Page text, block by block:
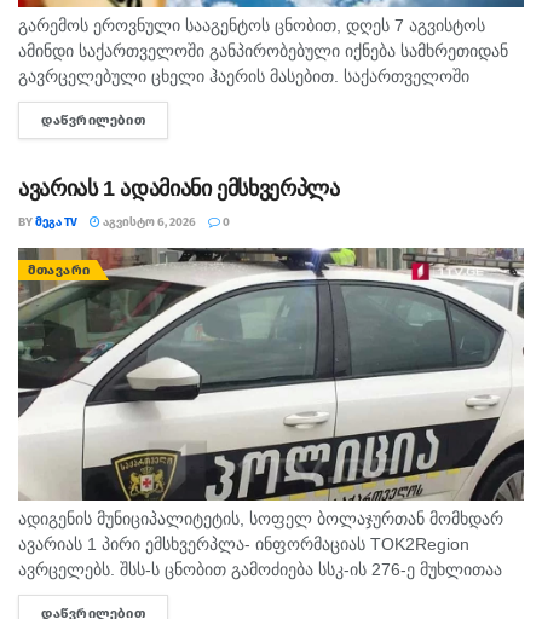
გარემოს ეროვნული სააგენტოს ცნობით, დღეს 7 აგვისტოს
ამინდი საქართველოში განპირობებული იქნება სამხრეთიდან
გავრცელებული ცხელი ჰაერის მასებით. საქართველოში
მოსალოდნელია: დროგამოშვებით ღრუბლიანობის მომატება.
უმეტესად უნალექოდ. იქროლებსაღმოსავლეთის
ᲓᲐᲬᲕᲠᲘᲚᲔᲑᲘᲗ
ავარიას 1 ადამიანი ემსხვერპლა
BYᲛᲔᲒᲐ TV ᲐᲒᲕᲘᲡᲢᲝ 6, 2026 0
ᲛᲗᲐᲕᲐᲠᲘ
ადიგენის მუნიციპალიტეტის, სოფელ ბოლაჯურთან მომხდარ
ავარიას 1 პირი ემსხვერპლა- ინფორმაციას TOK2Region
ავრცელებს. შსს-ს ცნობით გამოძიება სსკ-ის 276-ე მუხლითაა
დაწყებული, რაც ტრანსპორტის მოძრაობის უსაფრთხოების ან
ᲓᲐᲬᲕᲠᲘᲚᲔᲑᲘᲗ